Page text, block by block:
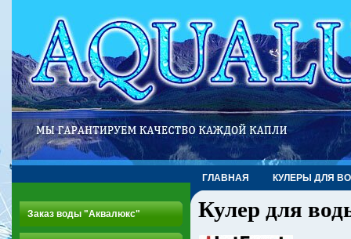
ГЛАВНАЯ КУЛЕРЫ ДЛЯ
Заказ воды "Аквалюкс" Кулер для